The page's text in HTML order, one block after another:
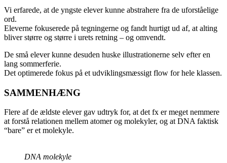
Vi erfarede, at de yngste elever kunne abstrahere fra de uforståelige
ord.
Eleverne fokuserede på tegningerne og fandt hurtigt ud af, at alting
bliver større og større i urets retning – og omvendt.
De små elever kunne desuden huske illustrationerne selv efter en
lang sommerferie.
Det optimerede fokus på et udviklingsmæssigt flow for hele klassen.
SAMMENHÆNG
Flere af de ældste elever gav udtryk for, at det fx er meget nemmere
at forstå relationen mellem atomer og molekyler, og at DNA faktisk
“bare” er et molekyle.
DNA molekyle